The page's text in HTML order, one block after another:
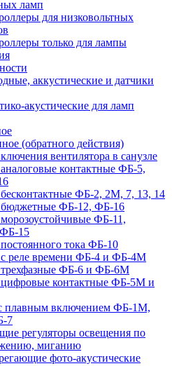
ламп
для низковольтных
только для лампы
аккустические и датчики
акустические для ламп
(обратного действия)
вентилятора в санузле
контактные ФБ-5,
ФБ-2, 2М, 7, 13, 14
бюджетные ФБ-12, ФБ-16
ФБ-11,
15
тока ФБ-10
с реле времени ФБ-4 и ФБ-4М
трехфазные ФБ-6 и ФБ-6М
цифровые контактные ФБ-5М и
плавным включением ФБ-1М,
7
регуляторы освещения по
миганию
фото-акустические